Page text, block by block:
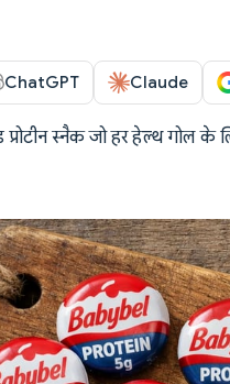
ChatGPT Claude
स्नैक जो हर हेल्थ गोल के